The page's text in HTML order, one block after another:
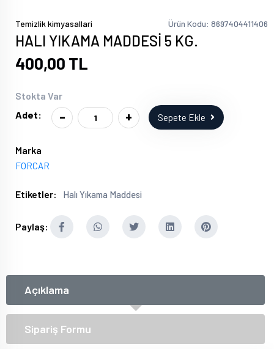
Temizlik kimyasallari Ürün Kodu: 8697404411406
HALI YIKAMA MADDESİ 5 KG.
400,00 TL
Stokta Var
Adet:
- + Sepete Ekle
Marka
FORCAR
Etiketler: Halı Yıkama Maddesi
Paylaş:
Açıklama
Sipariş Formu